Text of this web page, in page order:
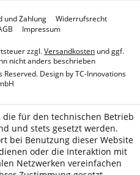
und Zahlung
Widerrufsrecht
Impressum
zzgl.Versandkosten und ggf.
nicht anders beschrieben
Reserved. Design byTC-Innovations
die für den technischen Betrieb
und stets gesetzt werden.
bei Benutzung dieser Website
oder die Interaktion mit
Netzwerken vereinfachen